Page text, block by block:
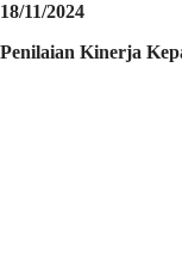
18/11/2024
Penilaian Kinerja